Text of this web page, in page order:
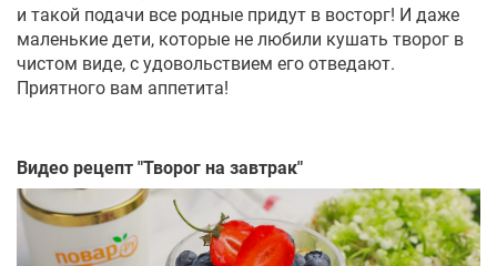
и такой подачи все родные придут в восторг! И даже
маленькие дети, которые не любили кушать творог в
чистом виде, с удовольствием его отведают.
Приятного вам аппетита!
Видео рецепт "Творог на завтрак"